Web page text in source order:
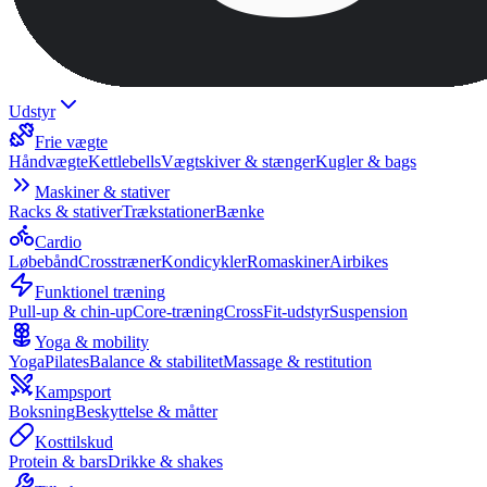
Udstyr
Frie vægte
HåndvægteKettlebellsVægtskiver & stængerKugler & bags
Maskiner & stativer
Racks & stativerTrækstationerBænke
Cardio
LøbebåndCrosstrænerKondicyklerRomaskinerAirbikes
Funktionel træning
Pull-up & chin-upCore-træningCrossFit-udstyrSuspension
Yoga & mobility
YogaPilatesBalance & stabilitetMassage & restitution
Kampsport
BoksningBeskyttelse & måtter
Kosttilskud
Protein & barsDrikke & shakes